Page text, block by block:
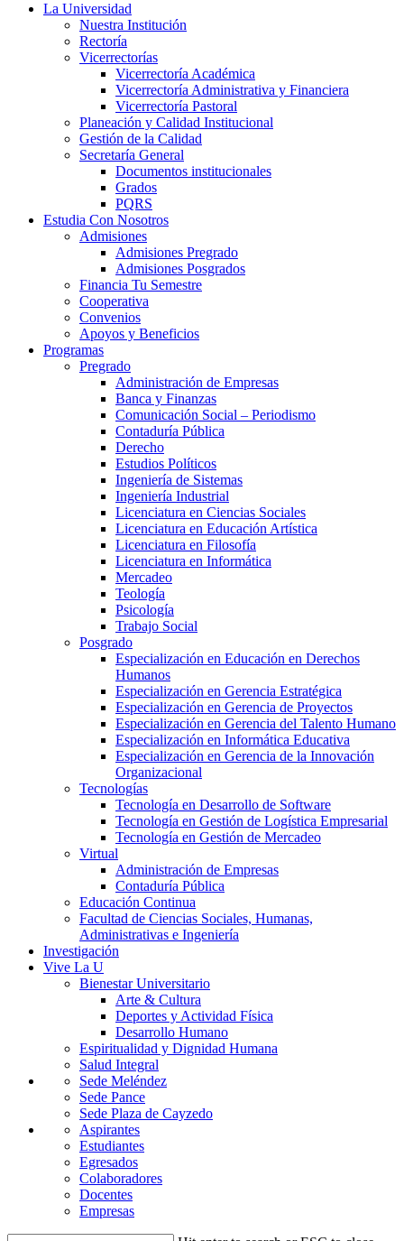
La Universidad
Nuestra Institución
Rectoría
Vicerrectorías
Vicerrectoría Académica
Vicerrectoría Administrativa y Financiera
Vicerrectoría Pastoral
Planeación y Calidad Institucional
Gestión de la Calidad
Secretaría General
Documentos institucionales
Grados
PQRS
Estudia Con Nosotros
Admisiones
Admisiones Pregrado
Admisiones Posgrados
Financia Tu Semestre
Cooperativa
Convenios
Apoyos y Beneficios
Programas
Pregrado
Administración de Empresas
Banca y Finanzas
Comunicación Social – Periodismo
Contaduría Pública
Derecho
Estudios Políticos
Ingeniería de Sistemas
Ingeniería Industrial
Licenciatura en Ciencias Sociales
Licenciatura en Educación Artística
Licenciatura en Filosofía
Licenciatura en Informática
Mercadeo
Teología
Psicología
Trabajo Social
Posgrado
Especialización en Educación en Derechos
Humanos
Especialización en Gerencia Estratégica
Especialización en Gerencia de Proyectos
Especialización en Gerencia del Talento Humano
Especialización en Informática Educativa
Especialización en Gerencia de la Innovación
Organizacional
Tecnologías
Tecnología en Desarrollo de Software
Tecnología en Gestión de Logística Empresarial
Tecnología en Gestión de Mercadeo
Virtual
Administración de Empresas
Contaduría Pública
Educación Continua
Facultad de Ciencias Sociales, Humanas,
Administrativas e Ingeniería
Investigación
Vive La U
Bienestar Universitario
Arte & Cultura
Deportes y Actividad Física
Desarrollo Humano
Espiritualidad y Dignidad Humana
Salud Integral
Sede Meléndez
Sede Pance
Sede Plaza de Cayzedo
Aspirantes
Estudiantes
Egresados
Colaboradores
Docentes
Empresas